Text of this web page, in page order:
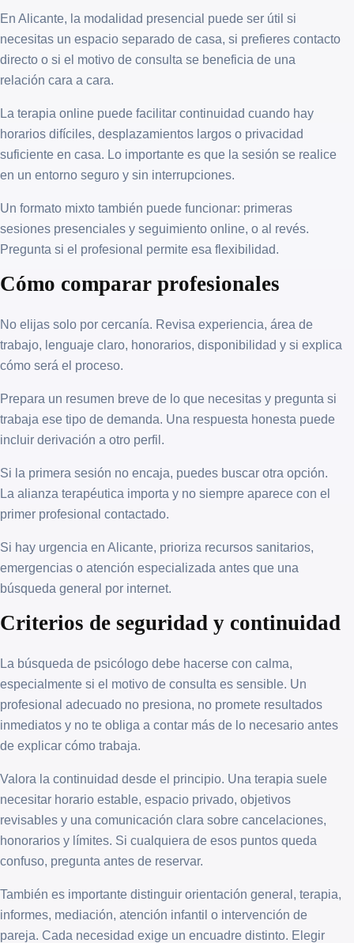
En Alicante, la modalidad presencial puede ser útil si
necesitas un espacio separado de casa, si prefieres contacto
directo o si el motivo de consulta se beneficia de una
relación cara a cara.
La terapia online puede facilitar continuidad cuando hay
horarios difíciles, desplazamientos largos o privacidad
suficiente en casa. Lo importante es que la sesión se realice
en un entorno seguro y sin interrupciones.
Un formato mixto también puede funcionar: primeras
sesiones presenciales y seguimiento online, o al revés.
Pregunta si el profesional permite esa flexibilidad.
Cómo comparar profesionales
No elijas solo por cercanía. Revisa experiencia, área de
trabajo, lenguaje claro, honorarios, disponibilidad y si explica
cómo será el proceso.
Prepara un resumen breve de lo que necesitas y pregunta si
trabaja ese tipo de demanda. Una respuesta honesta puede
incluir derivación a otro perfil.
Si la primera sesión no encaja, puedes buscar otra opción.
La alianza terapéutica importa y no siempre aparece con el
primer profesional contactado.
Si hay urgencia en Alicante, prioriza recursos sanitarios,
emergencias o atención especializada antes que una
búsqueda general por internet.
Criterios de seguridad y continuidad
La búsqueda de psicólogo debe hacerse con calma,
especialmente si el motivo de consulta es sensible. Un
profesional adecuado no presiona, no promete resultados
inmediatos y no te obliga a contar más de lo necesario antes
de explicar cómo trabaja.
Valora la continuidad desde el principio. Una terapia suele
necesitar horario estable, espacio privado, objetivos
revisables y una comunicación clara sobre cancelaciones,
honorarios y límites. Si cualquiera de esos puntos queda
confuso, pregunta antes de reservar.
También es importante distinguir orientación general, terapia,
informes, mediación, atención infantil o intervención de
pareja. Cada necesidad exige un encuadre distinto. Elegir